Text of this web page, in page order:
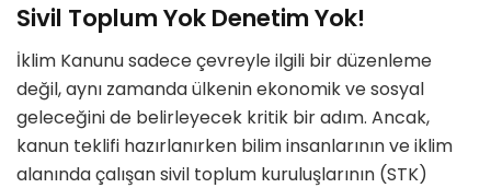
Sivil Toplum Yok Denetim Yok!
İklim Kanunu sadece çevreyle ilgili bir düzenleme
değil, aynı zamanda ülkenin ekonomik ve sosyal
geleceğini de belirleyecek kritik bir adım. Ancak,
kanun teklifi hazırlanırken bilim insanlarının ve iklim
alanında çalışan sivil toplum kuruluşlarının (STK)